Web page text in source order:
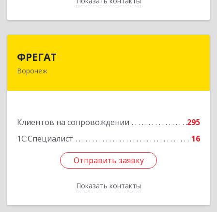
ФРЕГАТ
Воронеж
Клиентов на сопровождении
295
1С:Специалист
16
Отправить заявку
Показать контакты
Отправить заявку
Назад